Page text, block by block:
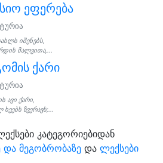
ეფერება
იშენებს,
მალვითა,...
ქარი
ავი ქარი,
ზვერავს;...
კატეგორიებიდან
და მეგობრობაზე და ლექსები